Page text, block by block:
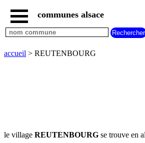
accueil
villes
rhin
commencant
villes
communes alsace
accueil > REUTENBOURG
le village REUTENBOURG se trouve en